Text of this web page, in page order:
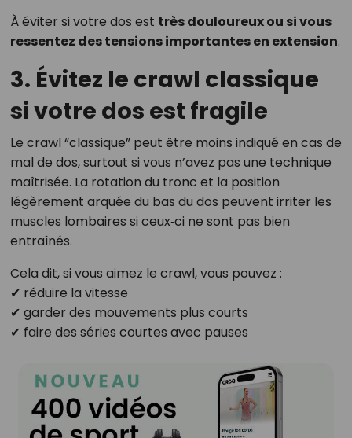
À éviter si votre dos est très douloureux ou si vous
ressentez des tensions importantes en extension.
3. Évitez le crawl classique
si votre dos est fragile
Le crawl “classique” peut être moins indiqué en cas de
mal de dos, surtout si vous n’avez pas une technique
maîtrisée. La rotation du tronc et la position
légèrement arquée du bas du dos peuvent irriter les
muscles lombaires si ceux‑ci ne sont pas bien
entraînés.
Cela dit, si vous aimez le crawl, vous pouvez :
✔ réduire la vitesse
✔ garder des mouvements plus courts
✔ faire des séries courtes avec pauses